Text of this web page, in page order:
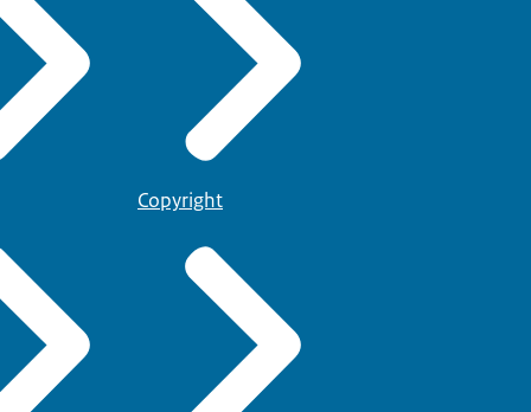
Copyright